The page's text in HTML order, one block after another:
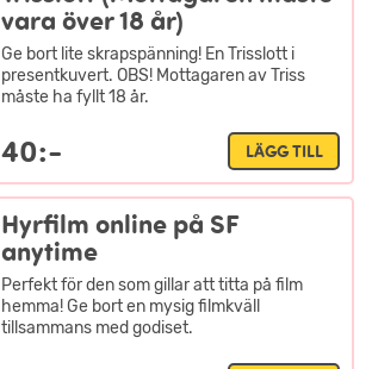
vara över 18 år)
Ge bort lite skrapspänning! En Trisslott i
presentkuvert. OBS! Mottagaren av Triss
måste ha fyllt 18 år.
40:- LÄGG TILL
Hyrfilm online på SF
anytime
Perfekt för den som gillar att titta på film
hemma! Ge bort en mysig filmkväll
tillsammans med godiset.